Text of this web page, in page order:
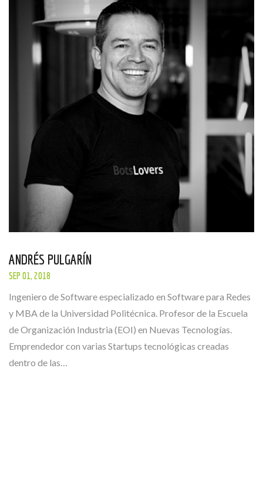
ANDRÉS PULGARÍN
SEP 01, 2018
Ingeniero de Software especializado en Software para Redes
y MBA de la Universidad Politécnica. Profesor de la Escuela
de Organización Industria (EOI) en Nuevas Tecnologías.
Emprendedor con varias Startups tecnológicas creadas
dentro de las…